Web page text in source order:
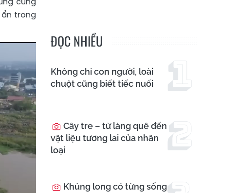
trong
ĐỌC NHIỀU
Không chỉ con người, loài
chuột cũng biết tiếc nuối
Cây tre – từ làng quê đến
vật liệu tương lai của nhân
loại
Khủng long có từng sống